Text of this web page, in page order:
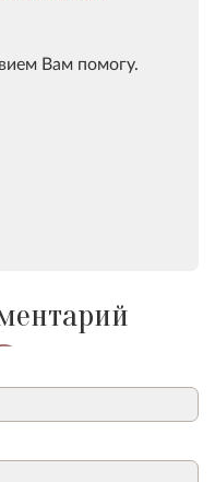
Вам помогу.